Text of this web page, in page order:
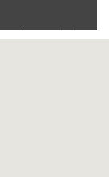
Nous contacter